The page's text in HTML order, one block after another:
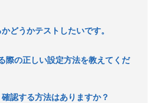
どうかテストしたいです。
際の正しい設定方法を教えてくだ
認する方法はありますか？